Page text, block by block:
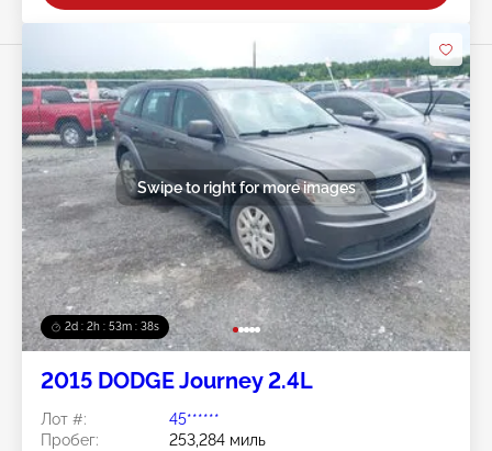
2d : 2h : 53m : 35s
Swipe to right for more images
2015 DODGE Journey 2.4L
Лот #:
45******
Пробег:
253,284 миль